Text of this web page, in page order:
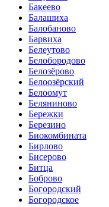
Бакеево
Балашиха
Балобаново
Барвиха
Белеутово
Белобородово
Белозёрово
Белоозёрский
Белоомут
Беляниново
Бережки
Березино
Биокомбината
Бирлово
Бисерово
Битца
Боброво
Богородский
Богородское